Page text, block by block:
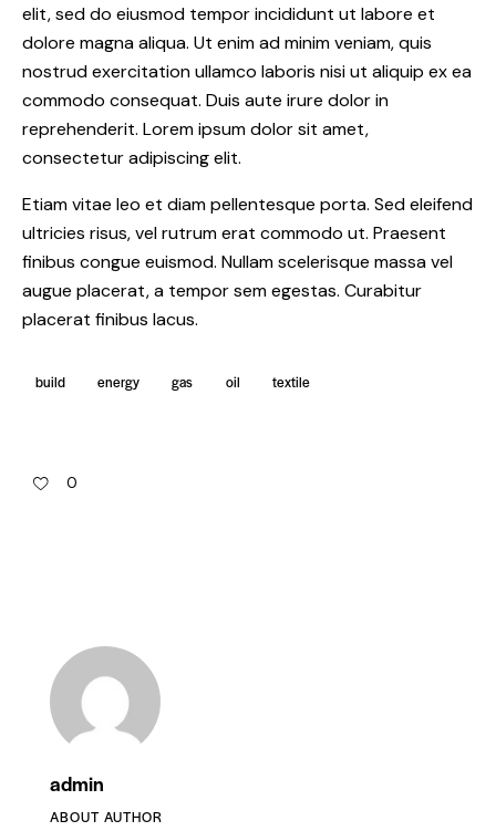
elit, sed do eiusmod tempor incididunt ut labore et
dolore magna aliqua. Ut enim ad minim veniam, quis
nostrud exercitation ullamco laboris nisi ut aliquip ex ea
commodo consequat. Duis aute irure dolor in
reprehenderit. Lorem ipsum dolor sit amet,
consectetur adipiscing elit.
Etiam vitae leo et diam pellentesque porta. Sed eleifend
ultricies risus, vel rutrum erat commodo ut. Praesent
finibus congue euismod. Nullam scelerisque massa vel
augue placerat, a tempor sem egestas. Curabitur
placerat finibus lacus.
build energy gas oil textile
0
admin
ABOUT AUTHOR